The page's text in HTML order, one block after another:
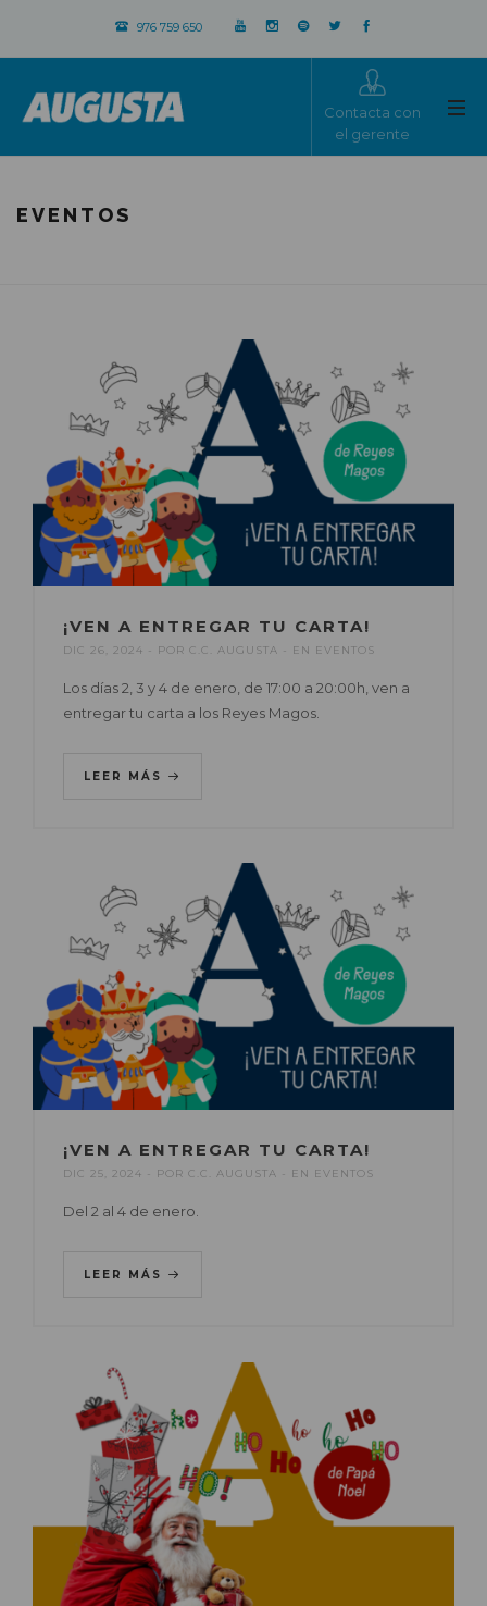
976 759 650
Contacta con
el gerente
EVENTOS
¡VEN A ENTREGAR TU CARTA!
DIC 26, 2024 POR C.C. AUGUSTA EN EVENTOS
Los días 2, 3 y 4 de enero, de 17:00 a 20:00h, ven a
entregar tu carta a los Reyes Magos.
LEER MÁS
¡VEN A ENTREGAR TU CARTA!
DIC 25, 2024 POR C.C. AUGUSTA EN EVENTOS
Del 2 al 4 de enero.
LEER MÁS